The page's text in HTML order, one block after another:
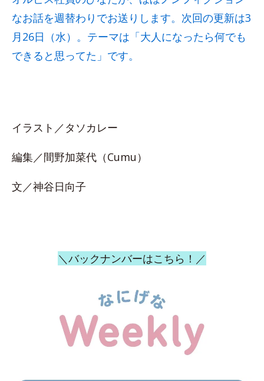
なお話を週替わりでお送りします。次回の更新は3
月26日（水）。テーマは「大人になったら何でも
できると思ってた」です。
イラスト／タソカレー
編集／間野加菜代（Cumu）
文／神谷日向子
＼バックナンバーはこちら！／